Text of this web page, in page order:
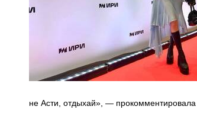
не Асти, отдыхай», —